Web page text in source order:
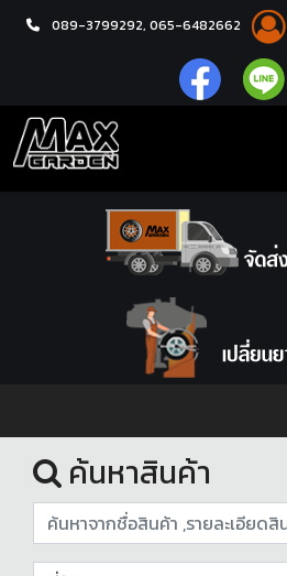
089-3799292, 065-6482662
หน้าแรก
ค้นหาสินค้า